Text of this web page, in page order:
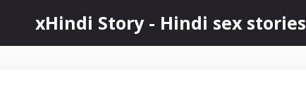
content
xHindi Story - Hindi sex stories